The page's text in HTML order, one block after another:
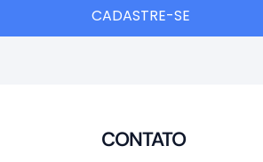
CADASTRE-SE
CONTATO